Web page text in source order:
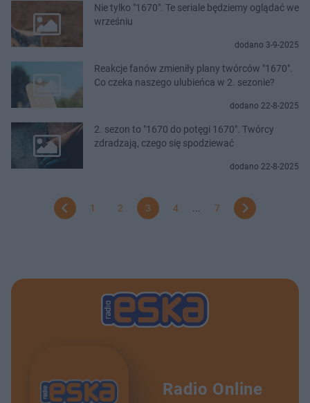
Nie tylko "1670". Te seriale będziemy oglądać we
wrześniu
dodano 3-9-2025
Reakcje fanów zmieniły plany twórców "1670".
Co czeka naszego ulubieńca w 2. sezonie?
dodano 22-8-2025
2. sezon to "1670 do potęgi 1670". Twórcy
zdradzają, czego się spodziewać
dodano 22-8-2025
1 2 3 4 7
Radio Online